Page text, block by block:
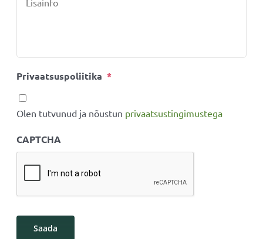
Privaatsuspoliitika *
Olen tutvunud ja nõustun privaatsustingimustega
CAPTCHA
Saada